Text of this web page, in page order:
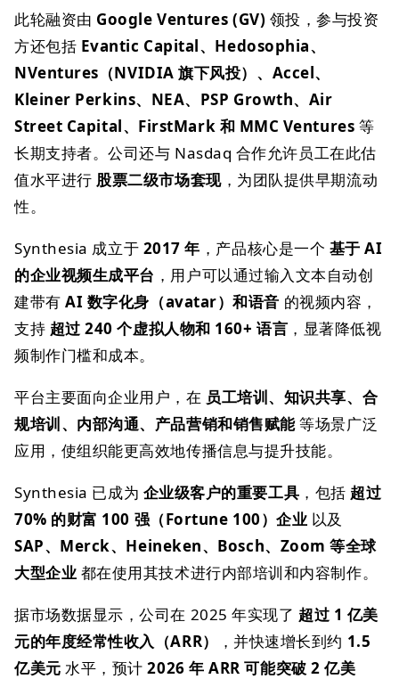
此轮融资由 Google Ventures (GV) 领投，参与投资
方还包括 Evantic Capital、Hedosophia、
NVentures（NVIDIA 旗下风投）、Accel、
Kleiner Perkins、NEA、PSP Growth、Air
Street Capital、FirstMark 和 MMC Ventures 等
长期支持者。公司还与 Nasdaq 合作允许员工在此估
值水平进行 股票二级市场套现，为团队提供早期流动
性。
Synthesia 成立于 2017 年 ，产品核心是一个 基于 AI
的企业视频生成平台 ，用户可以通过输入文本自动创
建带有AI 数字化身（avatar）和语音 的视频内容，
支持 超过 240 个虚拟人物和 160+ 语言 ，显著降低视
频制作门槛和成本。
平台主要面向企业用户，在 员工培训、知识共享、合
规培训、内部沟通、产品营销和销售赋能等场景广泛
应用，使组织能更高效地传播信息与提升技能。
Synthesia 已成为 企业级客户的重要工具 ，包括 超过
70% 的财富 100 强（Fortune 100）企业 以及
SAP、Merck、Heineken、Bosch、Zoom 等全球
大型企业 都在使用其技术进行内部培训和内容制作。
据市场数据显示，公司在 2025 年实现了 超过 1 亿美
元的年度经常性收入（ARR）
，并快速增长到约 1.5
亿美元 水平，预计2026 年 ARR 可能突破 2 亿美